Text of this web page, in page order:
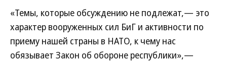
«Темы, которые обсуждению не подлежат,— это
характер вооруженных сил БиГ и активности по
приему нашей страны в НАТО, к чему нас
обязывает Закон об обороне республики»,—